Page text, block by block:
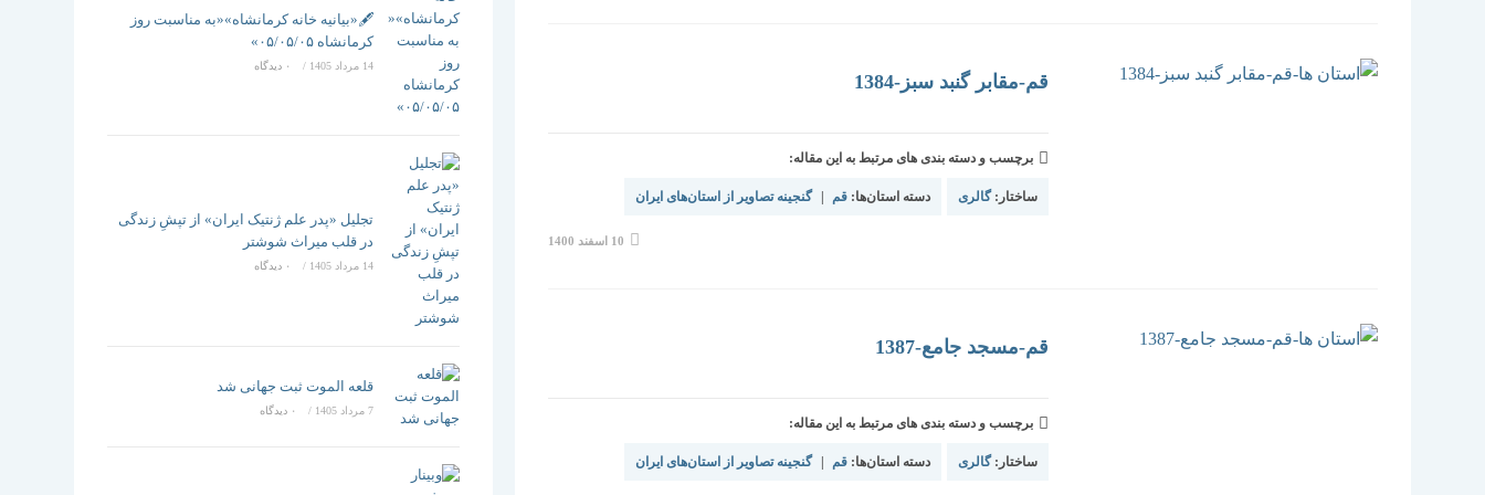
قم-مقابر گنبد سبز-1384
برچسب و دسته بندی های مرتبط به این مقاله:
ساختار:گالری دسته استان‌ها: قم گنجینه تصاویر از استان‌های ایران
نوشته
10 اسفند 1400
قم-مسجد جامع-1387
برچسب و دسته بندی های مرتبط به این مقاله:
ساختار:گالری دسته استان‌ها: قم گنجینه تصاویر از استان‌های ایران
🖋️«بیانیه خانه کرمانشاه»«به مناسبت روز
کرمانشاه ۰۵/۰۵/۰۵»
14 مرداد 1405 / ۰ دیدگاه
تجلیل «پدر علم ژنتیک ایران» از تپشِ زندگی
در قلب میراث شوشتر
14 مرداد 1405 / ۰ دیدگاه
قلعه الموت ثبت جهانی شد
7 مرداد 1405 / ۰ دیدگاه